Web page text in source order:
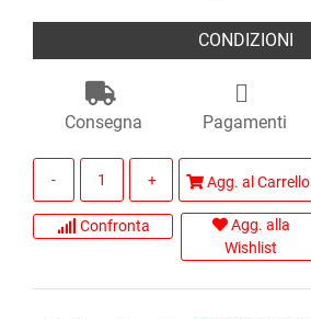
CONDIZIONI
Consegna Pagamenti
Agg. al Carrello
Confronta
Agg. alla
Wishlist